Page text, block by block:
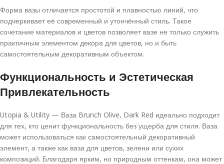
Форма вазы отличается простотой и плавностью линий, что
подчеркивает её современный и утончённый стиль. Такое
сочетание материалов и цветов позволяет вазе не только служить
практичным элементом декора для цветов, но и быть
самостоятельным декоративным объектом.
Функциональность и Эстетическая
Привлекательность
Utopia & Utility — Ваза Brunch Olive, Dark Red идеально подходит
для тех, кто ценит функциональность без ущерба для стиля. Ваза
может использоваться как самостоятельный декоративный
элемент, а также как ваза для цветов, зелени или сухих
композиций. Благодаря ярким, но природным оттенкам, она может